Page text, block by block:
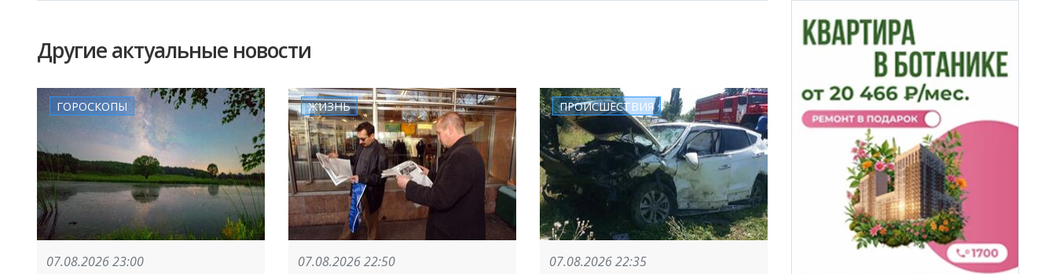
Другие актуальные новости
ГОРОСКОПЫ
07.08.2026 23:00
ЖИЗНЬ
07.08.2026 22:50
ПРОИСШЕСТВИЯ
07.08.2026 22:35